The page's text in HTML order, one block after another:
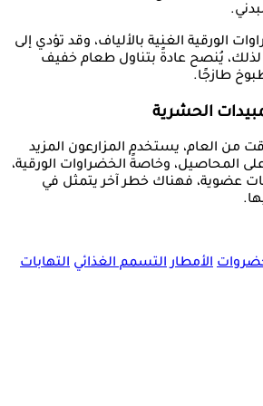
الغنية بالألياف، وقد تؤدي إلى
يُنصح عادةً بتناول طعام خفيف
طازجًا.
من العام، يستخدم المزارعون المزيد
المحاصيل، وخاصةً الخضراوات الورقية،
عضوية، فهناك خطر آخر يتمثل في
الأمطار التسمم الغذائي التهابات